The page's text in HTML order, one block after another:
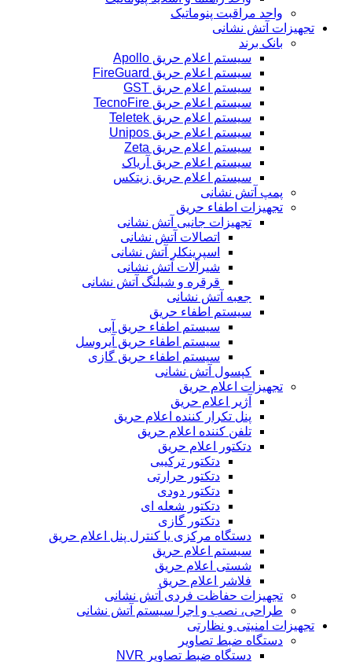
واحد مراقبت پنوماتیک
تجهیزات آتش نشانی
بانک برند
سیستم اعلام حریق Apollo
سیستم اعلام حریق FireGuard
سیستم اعلام حریق GST
سیستم اعلام حریق TecnoFire
سیستم اعلام حریق Teletek
سیستم اعلام حریق Unipos
سیستم اعلام حریق Zeta
سیستم اعلام حریق آریاک
سیستم اعلام حریق زیتکس
پمپ آتش نشانی
تجهیزات اطفاء حریق
تجهیزات جانبی آتش نشانی
اتصالات آتش نشانی
اسپرینکلر آتش نشانی
شیرآلات آتش نشانی
قرقره و شیلنگ آتش نشانی
جعبه آتش نشانی
سیستم اطفاء حریق
سیستم اطفاء حریق آبی
سیستم اطفاء حریق آیروسل
سیستم اطفاء حریق گازی
کپسول آتش نشانی
تجهیزات اعلام حریق
آژیر اعلام حریق
پنل تکرار کننده اعلام حریق
تلفن کننده اعلام حریق
دتکتور اعلام حریق
دتکتور ترکیبی
دتکتور حرارتی
دتکتور دودی
دتکتور شعله ای
دتکتور گازی
دستگاه مرکزی یا کنترل پنل اعلام حریق
سیستم اعلام حریق
شستی اعلام حریق
فلاشر اعلام حریق
تجهیزات حفاظت فردی آتش نشانی
طراحی، نصب و اجرا سیستم آتش نشانی
تجهیزات امنیتی و نظارتی
دستگاه ضبط تصاویر
دستگاه ضبط تصاویر NVR